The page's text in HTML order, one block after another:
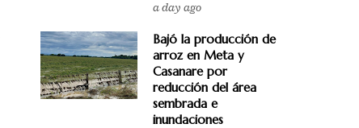
a day ago
Bajó la producción de
arroz en Meta y
Casanare por
reducción del área
sembrada e
inundaciones